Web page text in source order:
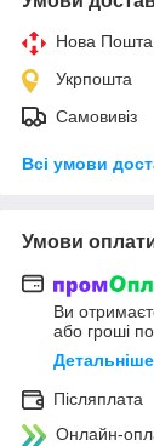
Нова Пошта
Укрпошта
Самовивіз
Всі умови
Умови
Ви
або гроші
Детальніше
Післяплата
Онлайн-